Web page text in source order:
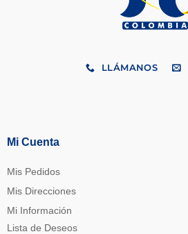
LLÁMANOS
Mi Cuenta
Mis Pedidos
Mis Direcciones
Mi Información
Lista de Deseos